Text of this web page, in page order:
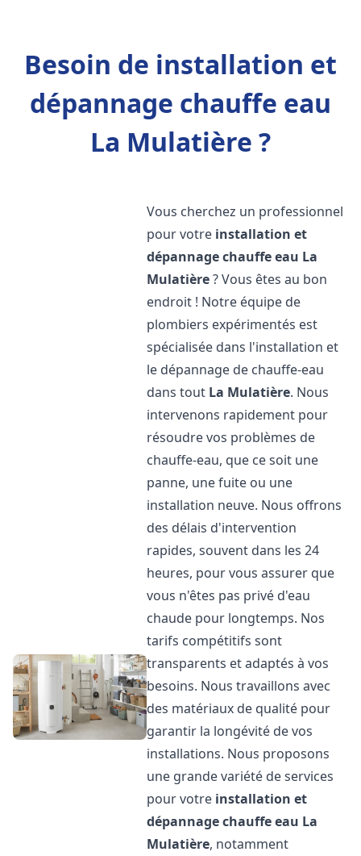
Besoin de installation et
dépannage chauffe eau
La Mulatière ?
Vous cherchez un professionnel
pour votre installation et
dépannage chauffe eau La
Mulatière? Vous êtes au bon
endroit ! Notre équipe de
plombiers expérimentés est
spécialisée dans l'installation et
le dépannage de chauffe-eau
dans tout La Mulatière. Nous
intervenons rapidement pour
résoudre vos problèmes de
chauffe-eau, que ce soit une
panne, une fuite ou une
installation neuve. Nous offrons
des délais d'intervention
rapides, souvent dans les 24
heures, pour vous assurer que
vous n'êtes pas privé d'eau
chaude pour longtemps. Nos
tarifs compétitifs sont
transparents et adaptés à vos
besoins. Nous travaillons avec
des matériaux de qualité pour
garantir la longévité de vos
installations. Nous proposons
une grande variété de services
pour votre installation et
dépannage chauffe eau La
Mulatière, notamment